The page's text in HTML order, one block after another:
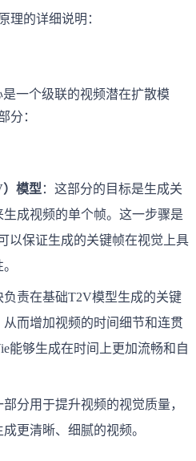
理的详细说明：
一个级联的视频潜在扩散模
分：
模型 ：这部分的目标是生成关
成视频的单个帧。这一步骤是
以保证生成的关键帧在视觉上具
负责在基础T2V模型生成的关键
而增加视频的时间细节和连贯
能够生成在时间上更加流畅和自
部分用于提升视频的视觉质量，
更清晰、细腻的视频。